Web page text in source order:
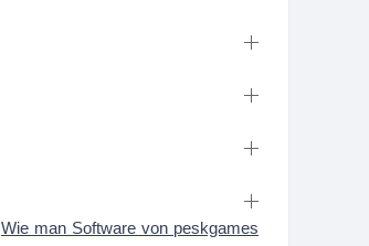
Wie man Software von peskgames